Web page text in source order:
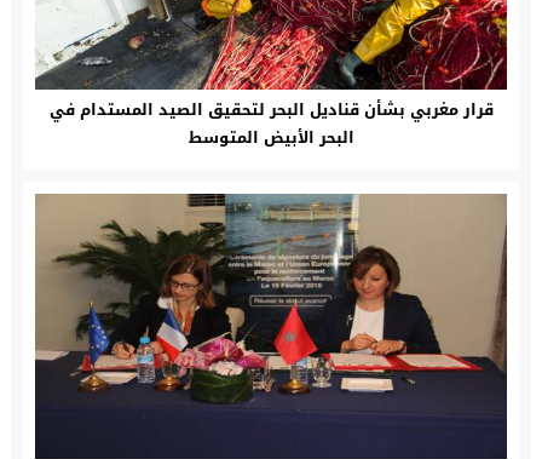
قرار مغربي بشأن قناديل البحر لتحقيق الصيد المستدام في
البحر الأبيض المتوسط